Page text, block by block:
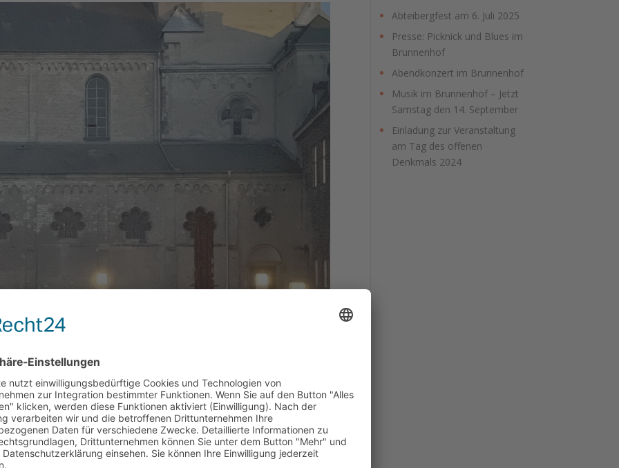
und Demokratie
der Region Mönchengladbach
Uhr
Witterung)
Abteibergfest am 6. Juli 2025
Presse: Picknick und Blues im
Brunnenhof
Abendkonzert im Brunnenhof
Musik im Brunnenhof – Jetzt
Samstag den 14. September
Einladung zur Veranstaltung
am Tag des offenen
Denkmals 2024